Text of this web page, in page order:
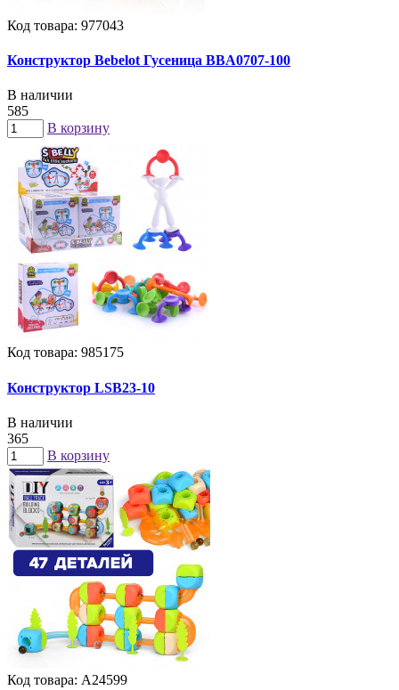
Код товара: 977043
Конструктор Bebelot Гусеница BBA0707-100
В наличии
585
В корзину
Код товара: 985175
Конструктор LSB23-10
В наличии
365
В корзину
Код товара: А24599